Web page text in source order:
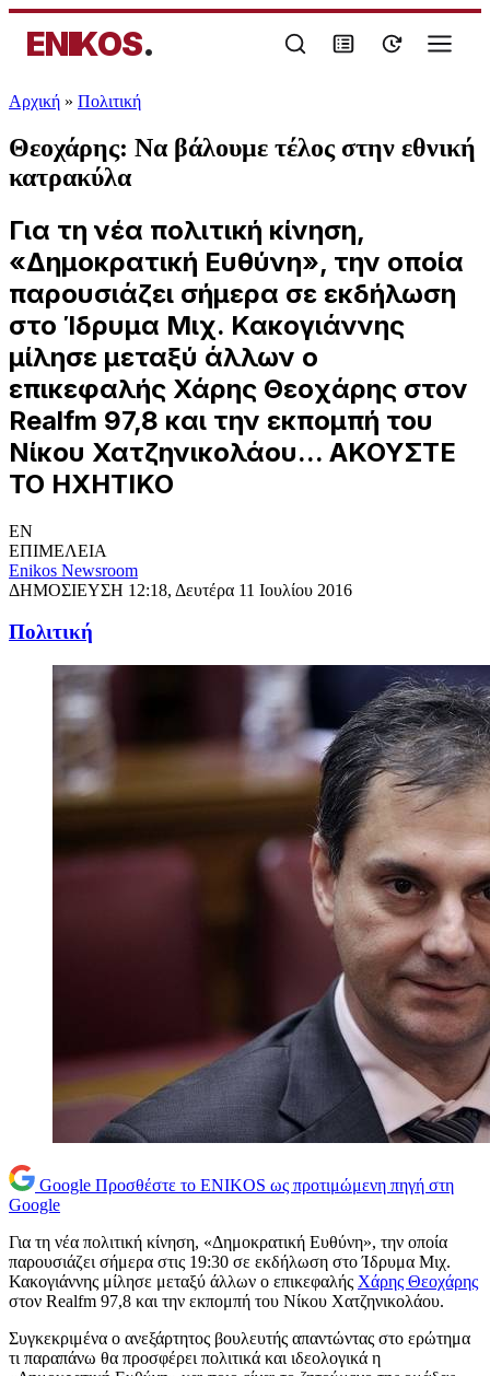
ENIKOS.
Αρχική » Πολιτική
Θεοχάρης: Να βάλουμε τέλος στην εθνική
κατρακύλα
Για τη νέα πολιτική κίνηση,
«Δημοκρατική Ευθύνη», την οποία
παρουσιάζει σήμερα σε εκδήλωση
στο Ίδρυμα Μιχ. Κακογιάννης
μίλησε μεταξύ άλλων ο
επικεφαλής Χάρης Θεοχάρης στον
Realfm 97,8 και την εκπομπή του
Νίκου Χατζηνικολάου... ΑΚΟΥΣΤΕ
ΤΟ ΗΧΗΤΙΚΟ
EN
ΕΠΙΜΕΛΕΙΑ
Enikos Newsroom
ΔΗΜΟΣΙΕΥΣΗ 12:18, Δευτέρα 11 Ιουλίου 2016
Πολιτική
Google Προσθέστε το ENIKOS ως προτιμώμενη πηγή στη
Google
Για τη νέα πολιτική κίνηση, «Δημοκρατική Ευθύνη», την οποία
παρουσιάζει σήμερα στις 19:30 σε εκδήλωση στο Ίδρυμα Μιχ.
Κακογιάννης μίλησε μεταξύ άλλων ο επικεφαλής Χάρης Θεοχάρης
στον Realfm 97,8 και την εκπομπή του Νίκου Χατζηνικολάου.
Συγκεκριμένα ο ανεξάρτητος βουλευτής απαντώντας στο ερώτημα
τι παραπάνω θα προσφέρει πολιτικά και ιδεολογικά η